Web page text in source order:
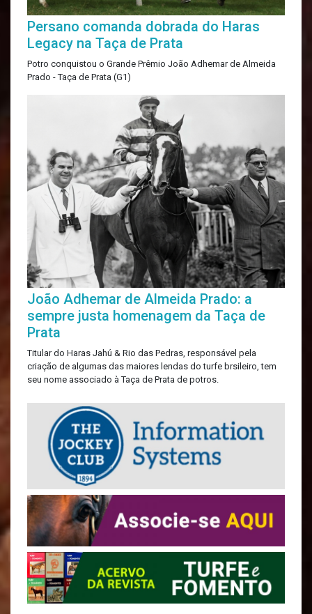
Persano comanda dobrada do Haras
Legacy na Taça de Prata
Potro conquistou o Grande Prêmio João Adhemar de Almeida
Prado - Taça de Prata (G1)
João Adhemar de Almeida Prado: a
sempre justa homenagem da Taça de
Prata
Titular do Haras Jahú & Rio das Pedras, responsável pela
criação de algumas das maiores lendas do turfe brsileiro, tem
seu nome associado à Taça de Prata de potros.